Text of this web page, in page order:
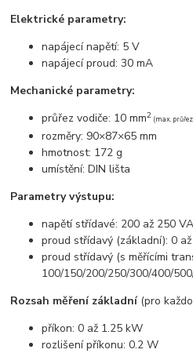
Elektrické parametry:
napájecí napětí: 5 V
napájecí proud: 30 mA
Mechanické parametry:
průřez vodiče: 10 mm2 (max.
rozměry: 90×87×65 mm
hmotnost: 172 g
umístění: DIN lišta
Parametry výstupu:
napětí střídavé: 200 až 250
proud střídavý (základní): 0
proud střídavý (s měřícími
100/150/200/250/300/400/
Rozsah měření základní (pro
příkon: 0 až 1.25 kW
rozlišení příkonu: 0.2 W